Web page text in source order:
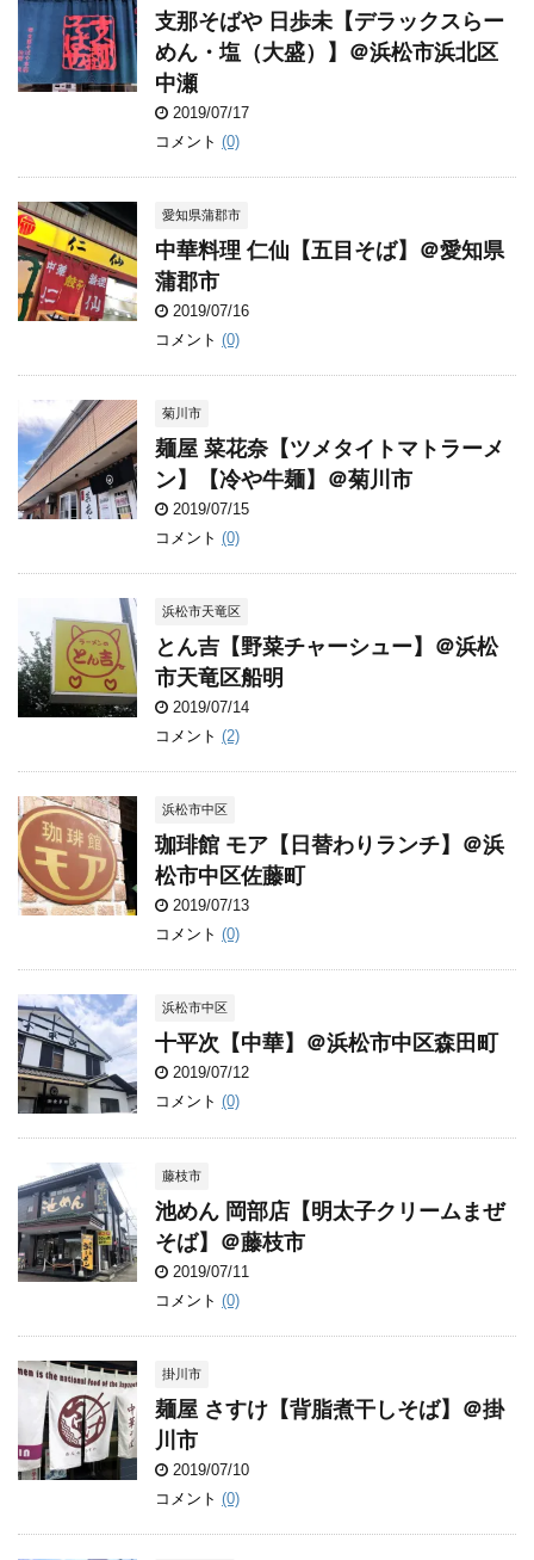
支那そばや 日歩未【デラックスらー
めん・塩（大盛）】＠浜松市浜北区
中瀬
2019/07/17
コメント (0)
愛知県蒲郡市
中華料理 仁仙【五目そば】＠愛知県
蒲郡市
2019/07/16
コメント (0)
菊川市
麺屋 菜花奈【ツメタイトマトラーメ
ン】【冷や牛麺】＠菊川市
2019/07/15
コメント (0)
浜松市天竜区
とん吉【野菜チャーシュー】＠浜松
市天竜区船明
2019/07/14
コメント (2)
浜松市中区
珈琲館 モア【日替わりランチ】＠浜
松市中区佐藤町
2019/07/13
コメント (0)
浜松市中区
十平次【中華】＠浜松市中区森田町
2019/07/12
コメント (0)
藤枝市
池めん 岡部店【明太子クリームまぜ
そば】＠藤枝市
2019/07/11
コメント (0)
掛川市
麺屋 さすけ【背脂煮干しそば】＠掛
川市
2019/07/10
コメント (0)